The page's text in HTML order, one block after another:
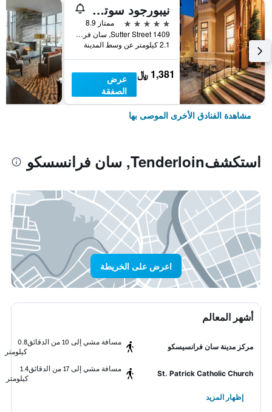
نيبورجود سوتر مانشن
5 نجوم
ممتاز 8.9
1409 Sutter Street, سان فرانسسكو, CA, الولايات المتحدة الأميريكية
2.1 كيلومتر عن وسط المدينة
1,381 ﷼
عرض
الصفقة
مشاهدة الفنادق الأخرى الموصى بها
استكشفTenderloin, سان فرانسسكو
اعرض على الخريطة
أشهر المعالم
مركز مدينة سان فرانسيسكو
مسافة مشي إلى 10 من الدقائق
0.8
كيلومتر
St. Patrick Catholic Church
مسافة مشي إلى 17 من الدقائق
1.4
كيلومتر
إظهار المزيد